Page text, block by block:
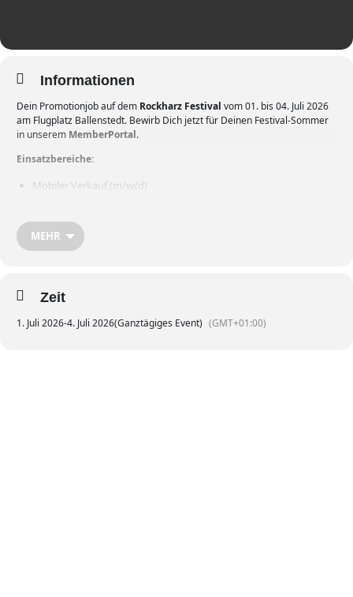
Informationen
Dein Promotionjob auf dem Rockharz Festival vom 01. bis 04. Juli 2026
am Flugplatz Ballenstedt. Bewirb Dich jetzt für Deinen Festival-Sommer
in unserem MemberPortal.
Einsatzbereiche:
Mobiler Verkauf (m/w/d)
Fragen rund um Deinen Festivaljob beantwortet Dir gerne unser
Personalteam .
MEHR
Zeit
1. Juli 2026-4. Juli 2026(Ganztägiges Event) (GMT+01:00)